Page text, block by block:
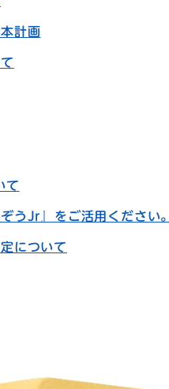
計画
て
うJr』をご活用ください。
について